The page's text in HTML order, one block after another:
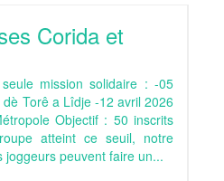
Corida et
mission solidaire : -05
Torê a Lîdje -12 avril 2026
Objectif : 50 inscrits
atteint ce seuil, notre
peuvent faire un...